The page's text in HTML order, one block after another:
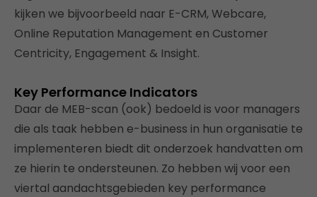
kijken we bijvoorbeeld naar E-CRM, Webcare,
Online Reputation Management en Customer
Centricity, Engagement & Insight.
Key Performance Indicators
Daar de MEB-scan (ook) bedoeld is voor managers
die als taak hebben e-business in hun organisatie te
implementeren biedt dit onderzoek handvatten om
ze hierin te ondersteunen. Zo hebben wij voor een
viertal aandachtsgebieden key performance